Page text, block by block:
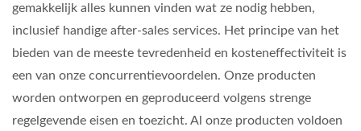
gemakkelijk alles kunnen vinden wat ze nodig hebben,
inclusief handige after-sales services. Het principe van het
bieden van de meeste tevredenheid en kosteneffectiviteit is
een van onze concurrentievoordelen. Onze producten
worden ontworpen en geproduceerd volgens strenge
regelgevende eisen en toezicht. Al onze producten voldoen